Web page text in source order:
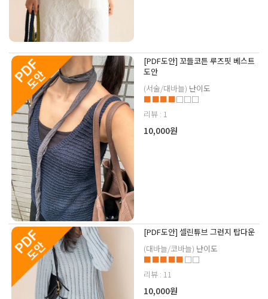
[PDF도안] 꼬들코튼 루즈핏 베스트
도안
(서술/대바늘) 난이도
■■■■□□□
리뷰 : 1
10,000원
[PDF도안] 셀린튜브 그런지 탑다운
(대바늘/코바늘) 난이도
■■■■■□□
리뷰 : 11
10,000원